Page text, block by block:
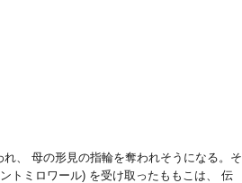
、 母の形見の指輪を奪われそうになる。そ
トミロワール) を受け取ったももこは、 伝